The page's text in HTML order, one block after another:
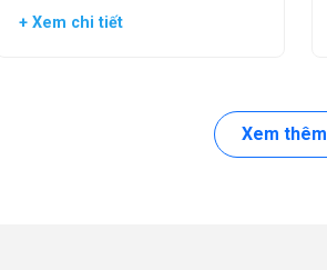
THỤ TINH TRONG ỐNG
+ Xem chi tiết
Xem thêm